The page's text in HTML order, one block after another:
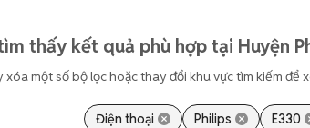
thấy kết quả phù hợp tại Huyện
xóa một số bộ lọc hoặc thay đổi khu vực tìm kiếm để
Điện thoại Philips E330